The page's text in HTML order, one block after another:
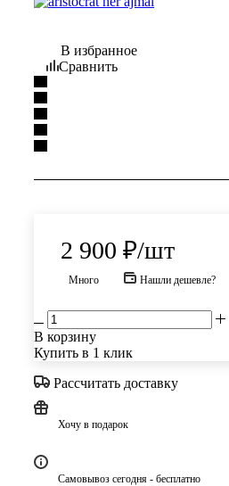
В избранное
Сравнить
2 900 ₽/шт
Много Нашли дешевле?
В корзину
Купить в 1 клик
Рассчитать доставку
Хочу в подарок
Самовывоз сегодня - бесплатно